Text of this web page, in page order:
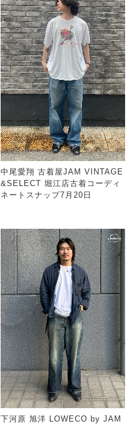
中尾愛翔 古着屋JAM VINTAGE
&SELECT 堀江店古着コーディ
ネートスナップ7月20日
下河原 旭洋 LOWECO by JAM